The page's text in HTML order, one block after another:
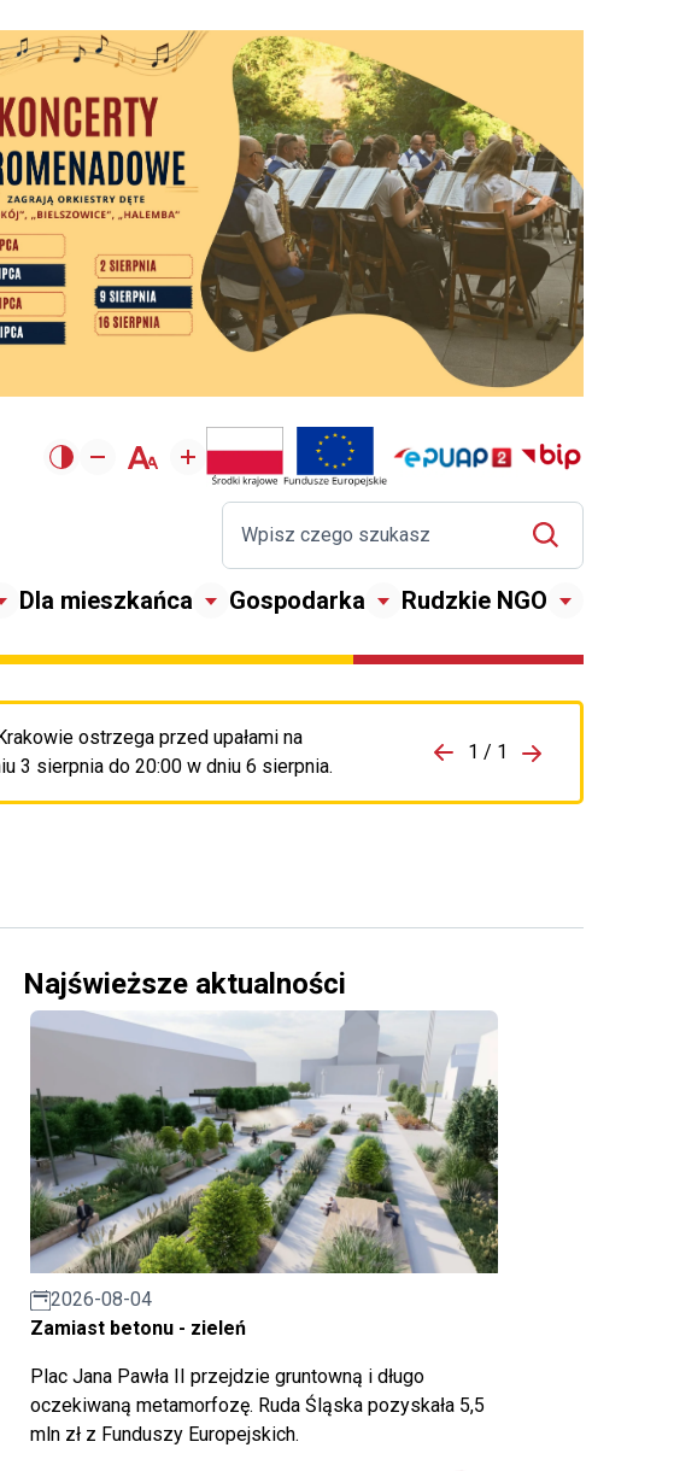
Dla mieszkańca Gospodarka Rudzkie NGO
ostrzega przed upałami na
3 sierpnia do 20:00 w dniu 6 sierpnia.
Przejdź do porzpedniego komunikatu 1 / 1
Przejdź do
Najświeższe aktualności
2026-08-04
Zamiast betonu - zieleń
Plac Jana Pawła II przejdzie gruntowną i długo
oczekiwaną metamorfozę. Ruda Śląska pozyskała 5,5
mln zł z Funduszy Europejskich.